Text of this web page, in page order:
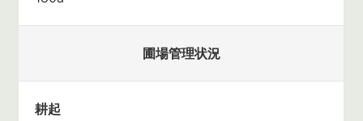
圃場管理状況
耕起